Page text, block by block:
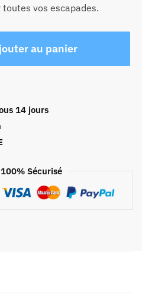
toutes vos escapades.
au panier
14 jours
Sécurisé